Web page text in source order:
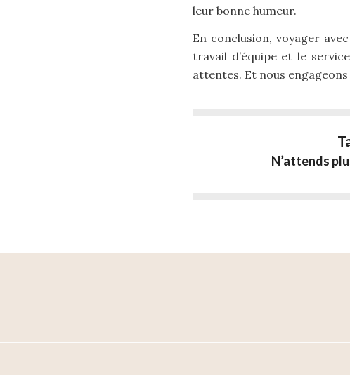
leur bonne humeur.
En conclusion, voyager
travail d’équipe et le
attentes. Et nous
N’attends